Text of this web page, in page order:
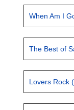
When Am I
The Best of
Lovers Rock